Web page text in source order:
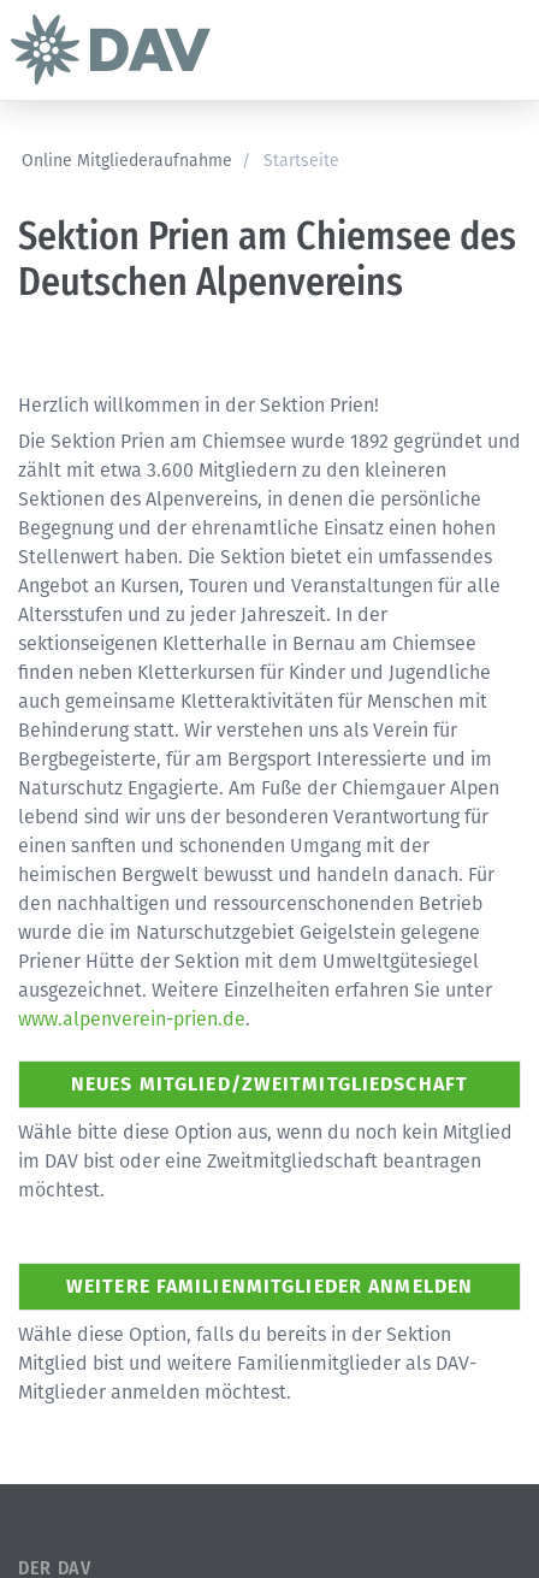
Online Mitgliederaufnahme / Startseite
Sektion Prien am Chiemsee des
Deutschen Alpenvereins
Herzlich willkommen in der Sektion Prien!
Die Sektion Prien am Chiemsee wurde 1892 gegründet und
zählt mit etwa 3.600 Mitgliedern zu den kleineren
Sektionen des Alpenvereins, in denen die persönliche
Begegnung und der ehrenamtliche Einsatz einen hohen
Stellenwert haben. Die Sektion bietet ein umfassendes
Angebot an Kursen, Touren und Veranstaltungen für alle
Altersstufen und zu jeder Jahreszeit. In der
sektionseigenen Kletterhalle in Bernau am Chiemsee
finden neben Kletterkursen für Kinder und Jugendliche
auch gemeinsame Kletteraktivitäten für Menschen mit
Behinderung statt. Wir verstehen uns als Verein für
Bergbegeisterte, für am Bergsport Interessierte und im
Naturschutz Engagierte. Am Fuße der Chiemgauer Alpen
lebend sind wir uns der besonderen Verantwortung für
einen sanften und schonenden Umgang mit der
heimischen Bergwelt bewusst und handeln danach. Für
den nachhaltigen und ressourcenschonenden Betrieb
wurde die im Naturschutzgebiet Geigelstein gelegene
Priener Hütte der Sektion mit dem Umweltgütesiegel
ausgezeichnet. Weitere Einzelheiten erfahren Sie unter
www.alpenverein-prien.de.
Wähle bitte diese Option aus, wenn du noch kein Mitglied
im DAV bist oder eine Zweitmitgliedschaft beantragen
möchtest.
Wähle diese Option, falls du bereits in der Sektion
Mitglied bist und weitere Familienmitglieder als DAV-
Mitglieder anmelden möchtest.
DER DAV